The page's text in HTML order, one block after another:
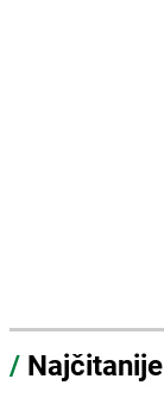
/ Najčitanije